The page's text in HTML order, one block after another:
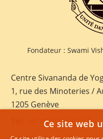
Fondateur : Swami
Centre Sivananda de
1, rue des Minoteries /
1205 Genève
+41 022 328 03 28
Ce site web